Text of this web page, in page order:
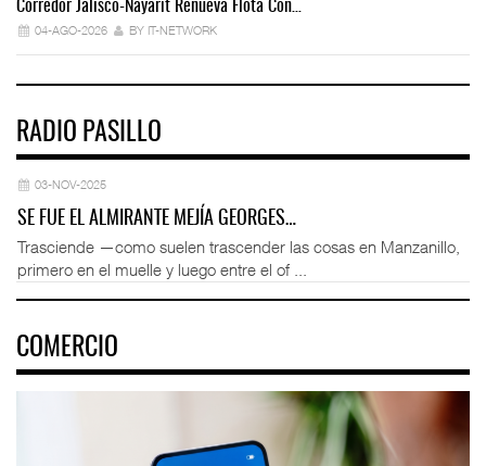
Corredor Jalisco-Nayarit Renueva Flota Con…
04-AGO-2026 BY IT-NETWORK
RADIO PASILLO
03-NOV-2025
SE FUE EL ALMIRANTE MEJÍA GEORGES…
Trasciende —como suelen trascender las cosas en Manzanillo,
primero en el muelle y luego entre el of ...
COMERCIO